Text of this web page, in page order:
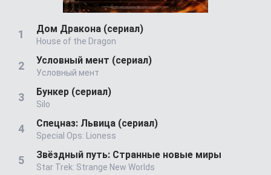
Дом Дракона (сериал)
House of the Dragon
Условный мент (сериал)
Условный мент
Бункер (сериал)
Silo
Спецназ: Львица (сериал)
Special Ops: Lioness
Звёздный путь: Странные новые миры
Star Trek: Strange New Worlds